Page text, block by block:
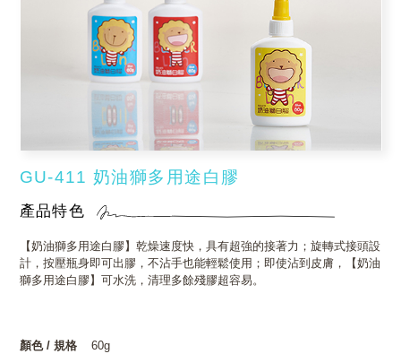
GU-411 奶油獅多用途白膠
產品特色
【奶油獅多用途白膠】乾燥速度快，具有超強的接著力；旋轉式接頭設
計，按壓瓶身即可出膠，不沾手也能輕鬆使用；即使沾到皮膚，【奶油
獅多用途白膠】可水洗，清理多餘殘膠超容易。
顏色 / 規格
60g